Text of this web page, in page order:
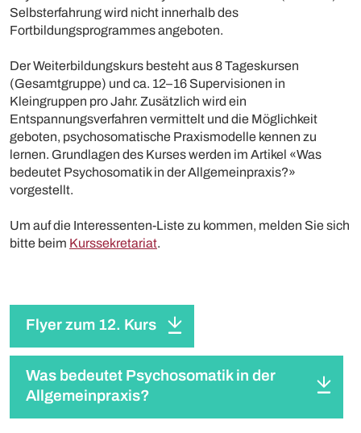
Selbsterfahrung wird nicht innerhalb des
Fortbildungsprogrammes angeboten.
Der Weiterbildungskurs besteht aus 8 Tageskursen
(Gesamtgruppe) und ca. 12–16 Supervisionen in
Kleingruppen pro Jahr. Zusätzlich wird ein
Entspannungsverfahren vermittelt und die Möglichkeit
geboten, psychosomatische Praxismodelle kennen zu
lernen. Grundlagen des Kurses werden im Artikel «Was
bedeutet Psychosomatik in der Allgemeinpraxis?»
vorgestellt.
Um auf die Interessenten-Liste zu kommen, melden Sie sich
bitte beim Kurssekretariat.
Flyer zum 12. Kurs
Was bedeutet Psychosomatik in der
Allgemeinpraxis?